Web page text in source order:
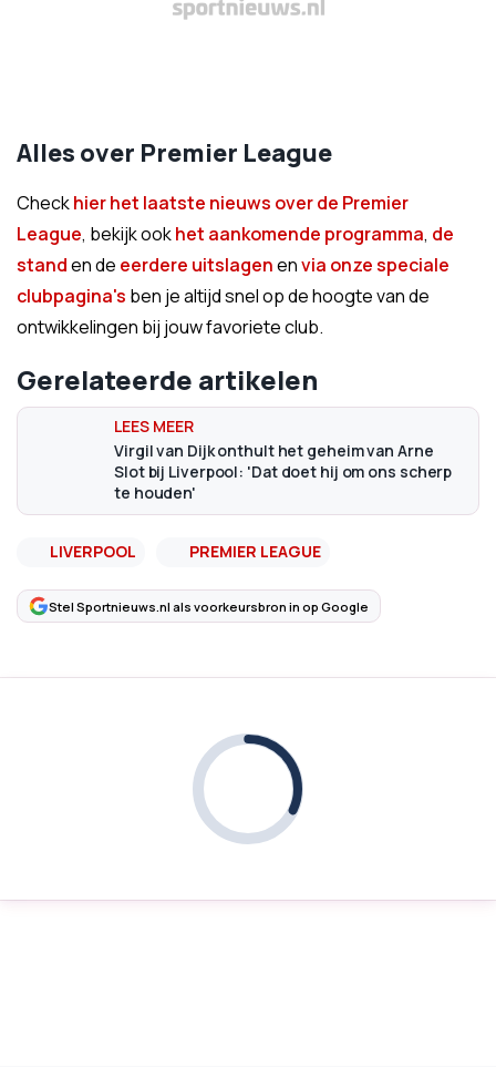
Alles over Premier League
Checkhier het laatste nieuws over de Premier
League, bekijk ookhet aankomende programma, de
standen de eerdere uitslagenenvia onze speciale
clubpagina's ben je altijd snel op de hoogte van de
ontwikkelingen bij jouw favoriete club.
Gerelateerde artikelen
Virgil van Dijk onthult het geheim van Arne
Slot bij Liverpool: 'Dat doet hij om ons scherp
te houden'
LIVERPOOL PREMIER LEAGUE
Stel Sportnieuws.nl als voorkeursbron in op Google